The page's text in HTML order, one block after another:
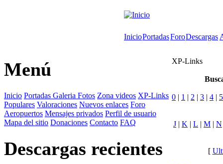
InicioPortadasForoDescargas
Menú
Inicio Portadas Galeria Fotos Zona videos XP-Links
Populares Valoraciones Nuevos enlaces Foro
Aeropuertos Mensajes privados Perfil de usuario
Mapa del sitio Donaciones Contacto FAQ
Descargas recientes
XP-Links
0 | 1 | 2 | 3 | 4 | 5
J | K | L | M | N
[